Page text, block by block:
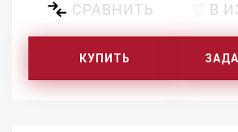
СРАВНИТЬ ♡ В
КУПИТЬ